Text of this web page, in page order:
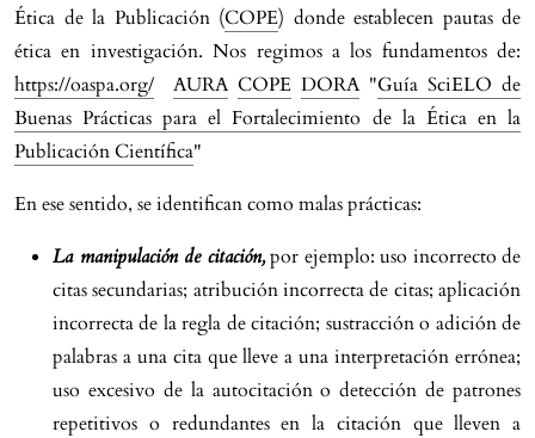
Ética de la Publicación (COPE) donde establecen pautas de
ética en investigación. Nos regimos a los fundamentos de:
https://oaspa.org/
AURA COPE DORA"Guía SciELO de
Buenas Prácticas para el Fortalecimiento de la Ética en la
Publicación Científica"
En ese sentido, se identifican como malas prácticas:
La manipulación de citación,por ejemplo: uso incorrecto de
citas secundarias; atribución incorrecta de citas; aplicación
incorrecta de la regla de citación; sustracción o adición de
palabras a una cita que lleve a una interpretación errónea;
uso excesivo de la autocitación o detección de patrones
repetitivos o redundantes en la citación que lleven a